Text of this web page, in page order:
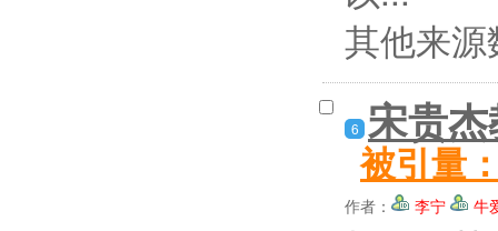
其他来
6 宋贵
被引量
作者： 李宁 牛